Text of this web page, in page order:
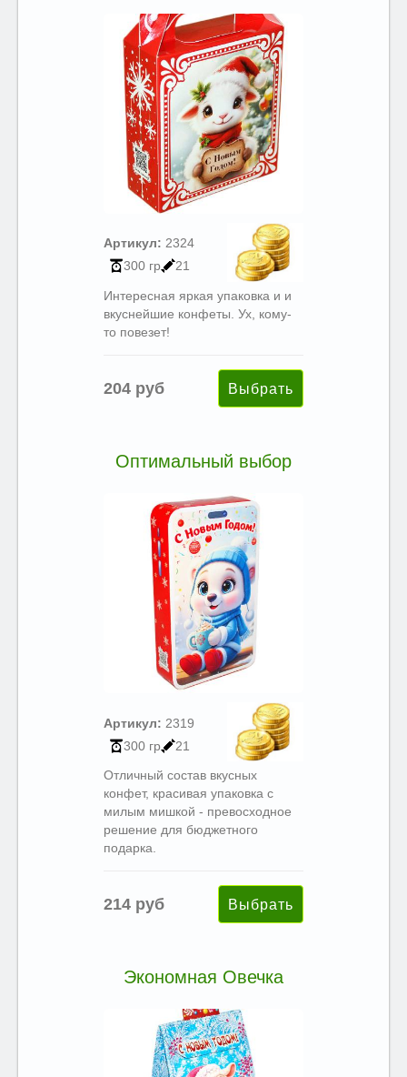
Артикул: 2324
300 гр
21
Интересная яркая упаковка и и
вкуснейшие конфеты. Ух, кому-
то повезет!
204 руб
Оптимальный выбор
Артикул: 2319
300 гр
21
Отличный состав вкусных
конфет, красивая упаковка с
милым мишкой - превосходное
решение для бюджетного
подарка.
214 руб
Экономная Овечка